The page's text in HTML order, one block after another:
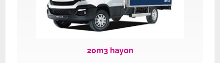
20m3 hayon